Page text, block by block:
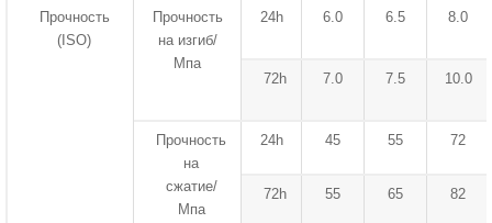
Прочность
(ISO)
Прочность
на изгиб/
Мпа
24h 6.0 6.5 8.0
72h 7.0 7.5 10.0
Прочность
на
сжатие/
Мпа
24h 45 55 72
72h 55 65 82